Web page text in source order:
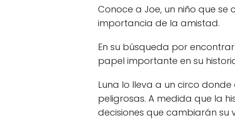
Conoce a Joe, un niño que
importancia de la amistad.
En su búsqueda por
papel importante en su
Luna lo lleva a un circo
peligrosas. A medida que la
decisiones que cambiarán su